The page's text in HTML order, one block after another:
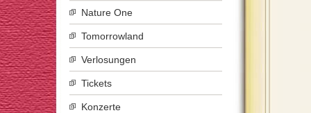
Nature One
Tomorrowland
Verlosungen
Tickets
Konzerte